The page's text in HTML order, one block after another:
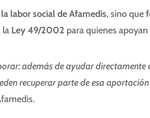
labor social de Afamedis, sino que
la Ley 49/2002 para quienes
además de ayudar
recuperar parte de esa